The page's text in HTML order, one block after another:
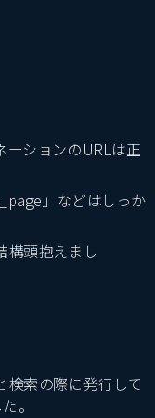
ーションのURLは正
」などはしっか
構頭抱えまし
検索の際に発行して
。